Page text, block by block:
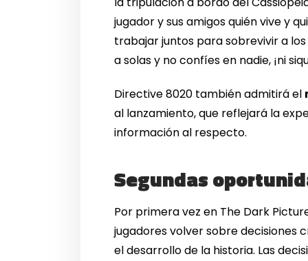
jugador y sus amigos quién vive y
trabajar juntos para sobrevivir a
a solas y no confíes en nadie, ¡ni
Directive 8020 también admitirá el
al lanzamiento, que reflejará la
información al respecto.
Segundas
Por primera vez en The Dark
jugadores volver sobre decisiones
el desarrollo de la historia. Las